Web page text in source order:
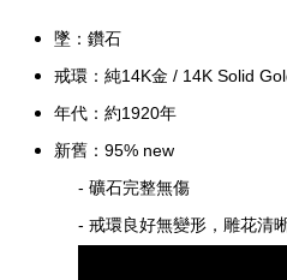
墜：鑽石
戒環：純14K金 / 14K Solid
年代：約1920年
新舊：95% new
- 礦石完整無傷
- 戒環良好無變形， 雕花清